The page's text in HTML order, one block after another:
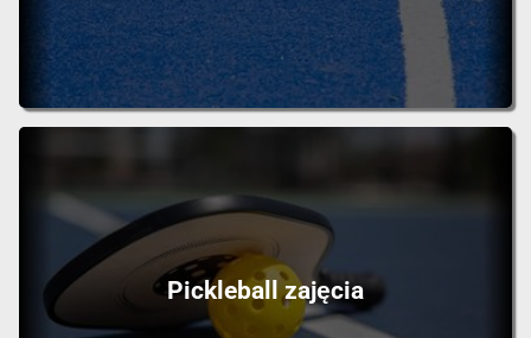
Pickleball zajęcia